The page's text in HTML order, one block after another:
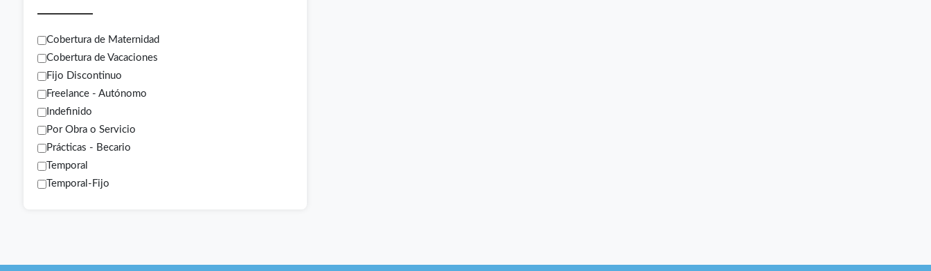
Cobertura de Maternidad
Cobertura de Vacaciones
Fijo Discontinuo
Freelance - Autónomo
Indefinido
Por Obra o Servicio
Prácticas - Becario
Temporal
Temporal-Fijo